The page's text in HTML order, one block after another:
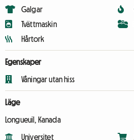
Galgar
Tvättmaskin
Hårtork
Egenskaper
Våningar utan hiss
Läge
Longueuil, Kanada
Universitet